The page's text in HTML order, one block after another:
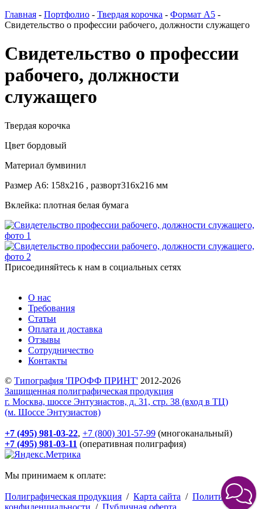
Главная - Портфолио - Твердая корочка - Формат А5 -
Свидетельство о профессии рабочего, должности служащего
Свидетельство о профессии
рабочего, должности
служащего
Твердая корочка
Цвет бордовый
Материал бумвинил
Размер А6: 158х216 , разворт316х216 мм
Вклейка: плотная белая бумага
Присоединяйтесь к нам в социальных сетях
О нас
Требования
Статьи
Оплата и доставка
Отзывы
Сотрудничество
Контакты
© Типография 'ПРОФФ ПРИНТ' 2012-2026
Защищенная полиграфическая продукция
г. Москва, шоссе Энтузиастов, д. 31, стр. 38 (вход в ТЦ)
(м. Шоссе Энтузиастов)
+7 (495) 981-03-22, +7 (800) 301-57-99 (многоканальный)
+7 (495) 981-03-11 (оперативная полиграфия)
Мы принимаем к оплате:
Полиграфическая продукция / Карта сайта / Политика
конфиденциальности / Публичная оферта